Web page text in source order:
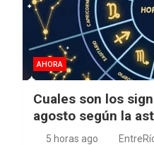
AHORA
Cuales son los
agosto según la
5 horas ago